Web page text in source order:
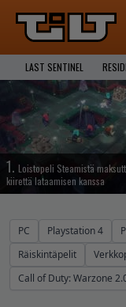
LAST SENTINEL
1. Loistopeli Steamistä
kiirettä lataamisen kanssa
PC Playstation 4
Räiskintäpelit
Call of Duty: Warzone